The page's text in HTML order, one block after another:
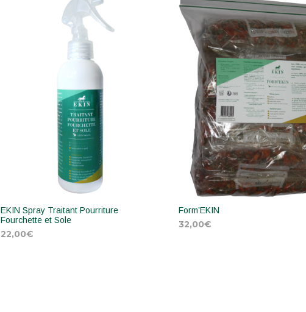
EKIN Spray Traitant Pourriture
Fourchette et Sole
22,00€
Form’EKIN
32,00€